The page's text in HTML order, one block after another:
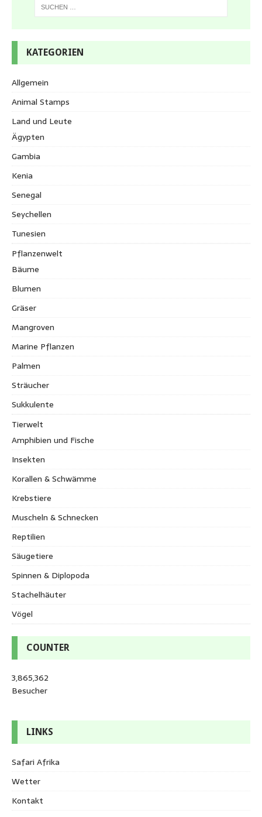
KATEGORIEN
Allgemein
Animal Stamps
Land und Leute
Ägypten
Gambia
Kenia
Senegal
Seychellen
Tunesien
Pflanzenwelt
Bäume
Blumen
Gräser
Mangroven
Marine Pflanzen
Palmen
Sträucher
Sukkulente
Tierwelt
Amphibien und Fische
Insekten
Korallen & Schwämme
Krebstiere
Muscheln & Schnecken
Reptilien
Säugetiere
Spinnen & Diplopoda
Stachelhäuter
Vögel
COUNTER
3,865,362
Besucher
LINKS
Safari Afrika
Wetter
Kontakt